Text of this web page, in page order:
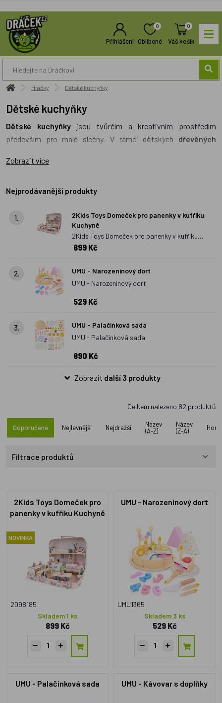
Přihlášení
0
Oblíbené
0
Váš košík
Hračky Dětské kuchyňky
Dětské kuchyňky
Dětské kuchyňkyjsou tvůrčím a kreativním prostředím
především pro malé slečny. V rámci dětských dřevěných
lze libovolně vybírat. Sortiment
krájet dřevěnou zeleninu, na které se ji zároveň mohou učit
rozličného dřevěného náčiní na pečení. Návštěvy kamarádek lze
pohostit také narozeninovým dortem nebo dřevěnou pizzou.
Dětské čajové sety mohou být pak využité i k reálnému pití
zároveň se bavit. Velké
dřevěné kuchyňky
každé školce perfektní hrací koutek pro malé hospodyňky.
Zobrazit více
Nejprodávanější produkty
1.
2Kids Toys Domeček pro panenky v kufříku
Kuchyně
2Kids Toys Domeček pro panenky v kufříku
Kuchyně
899 Kč
2.
UMU - Narozeninový dort
UMU - Narozeninový dort
529 Kč
3.
UMU - Palačinková sada
UMU - Palačinková sada
890 Kč
Zobrazit další 3 produkty
Celkem nalezeno 82 produktů
Doporučené Nejlevnější Nejdražší
Název
(A-Z)
Název
(Z-A)
Filtrace produktů
2Kids Toys Domeček pro
panenky v kufříku Kuchyně
NOVINKA
2D98185
Skladem 1 ks
899 Kč
UMU - Narozeninový dort
UMU1365
Skladem 3 ks
529 Kč
UMU - Palačinková sada UMU - Kávovar s doplňky